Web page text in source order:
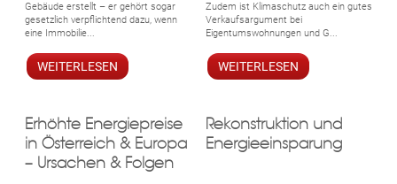
Gebäude erstellt – er gehört sogar
gesetzlich verpflichtend dazu, wenn
eine Immobilie...
WEITERLESEN
Zudem ist Klimaschutz auch ein gutes
Verkaufsargument bei
Eigentumswohnungen und G...
WEITERLESEN
Erhöhte Energiepreise
in Österreich & Europa
– Ursachen & Folgen
Rekonstruktion und
Energieeinsparung